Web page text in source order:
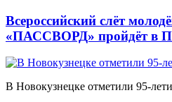
Всероссийский слёт
«ПАССВОРД» пройдёт в
В Новокузнецке отметили 95-